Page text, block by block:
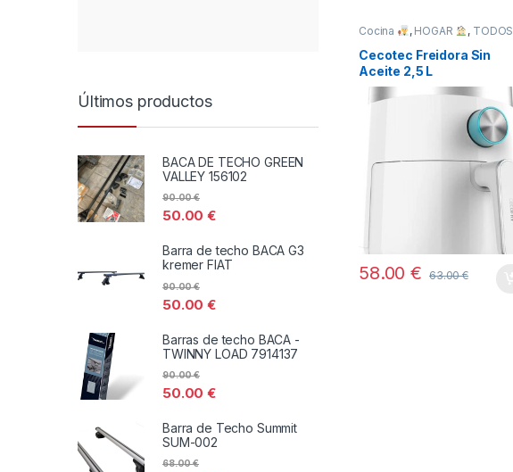
Cocina , HOGAR , TODOS
Cecotec Freidora Sin
Aceite 2,5 L
58.00€ 63.00€
Últimos productos
BACA DE TECHO GREEN
VALLEY 156102
50.00€
90.00€
Barra de techo BACA G3
kremer FIAT
50.00€
90.00€
Barras de techo BACA -
TWINNY LOAD 7914137
50.00€
90.00€
Barra de Techo Summit
SUM-002
68.00€